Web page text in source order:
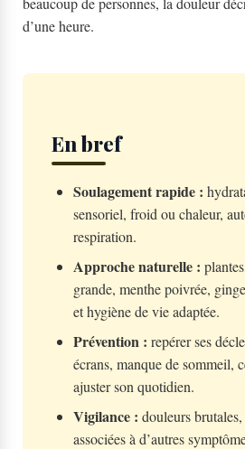
d’une heure.
En bref
Soulagement rapide :
sensoriel, froid ou chaleur,
respiration.
Approche naturelle :
grande, menthe poivrée,
et hygiène de vie adaptée.
Prévention : repérer ses
écrans, manque de sommeil,
ajuster son quotidien.
Vigilance : douleurs
associées à d’autres